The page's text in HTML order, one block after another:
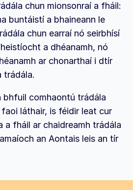
chun mionsonraí a fháil:
buntáistí a bhaineann le
chun earraí nó seirbhísí
a dhéanamh, nó
ar chonarthaí i dtír
trádála.
bhfuil comhaontú trádála
láthair, is féidir leat cur
a fháil ar chaidreamh trádála
an Aontais leis an tír